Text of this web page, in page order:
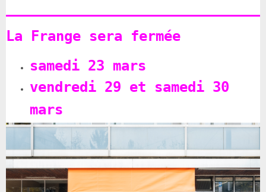
La Frange sera fermée
samedi 23 mars
vendredi 29 et samedi 30
mars